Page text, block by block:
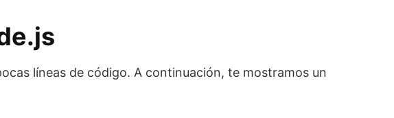
líneas de código. A continuación, te mostramos un